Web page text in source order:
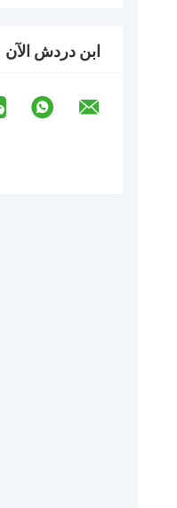
ابن دردش الآن